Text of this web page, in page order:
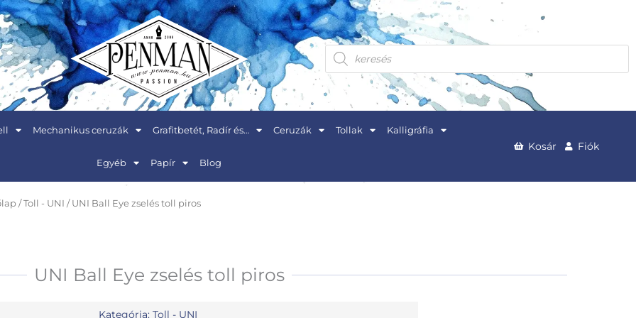
Products
search
Mechanikus ceruzák Grafitbetét, Radír és… Ceruzák Tollak Kalligráfia
Egyéb Papír Blog
Kosár Fiók
/Toll - UNI / UNI Ball Eye zselés toll piros
UNI Ball Eye zselés toll piros
Kategória:Toll - UNI